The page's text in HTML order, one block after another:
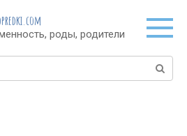
роды, родители